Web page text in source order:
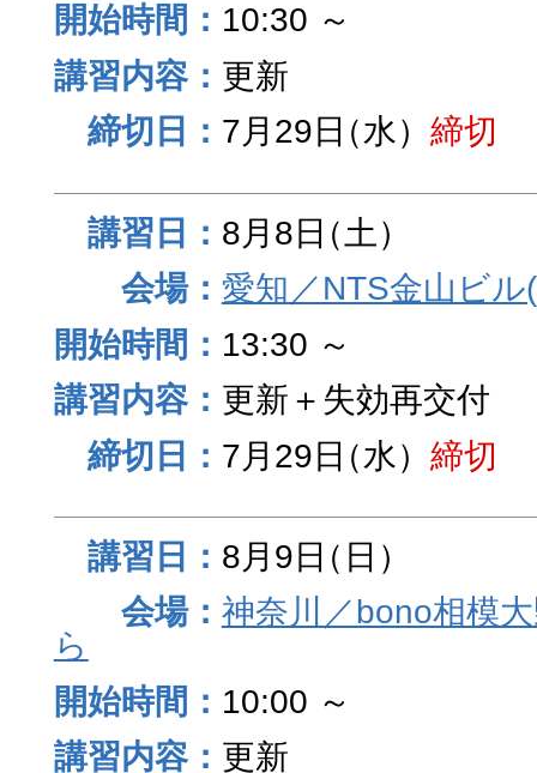
10:30 ～
更新
7月29日（水） 締切
8月8日（土）
愛知／NTS金山ビ
13:30 ～
更新＋失効再交付
7月29日（水） 締切
8月9日（日）
神奈川／bono相模
ら
10:00 ～
更新